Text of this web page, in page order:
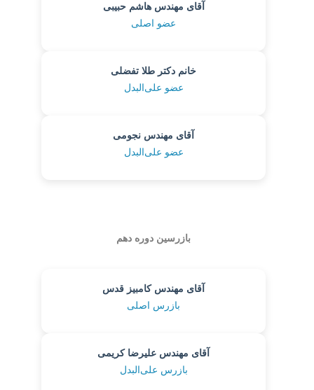
آقای مهندس هاشم حبیبی
عضو اصلی
خانم دکتر طلا تفضلی
عضو علی‌البدل
آقای مهندس نجومی
عضو علی‌البدل
بازرسین دوره دهم
آقای مهندس کامبیز قدس
بازرس اصلی
آقای مهندس علیرضا کریمی
بازرس علی‌البدل